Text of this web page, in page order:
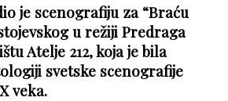
je scenografiju za “Braću
u režiji Predraga
Atelje 212, koja je bila
svetske scenografije
veka.